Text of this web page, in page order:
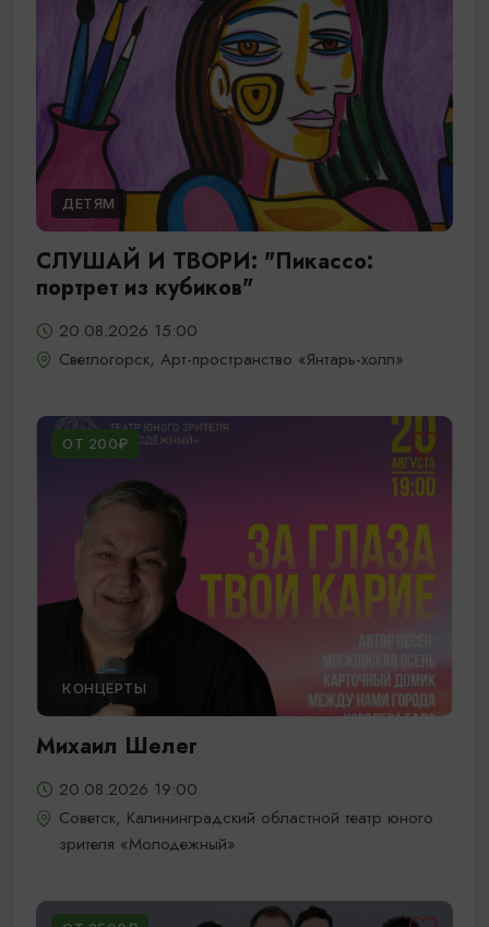
ДЕТЯМ
СЛУШАЙ И ТВОРИ: "Пикассо:
портрет из кубиков"
20.08.2026 15:00
Светлогорск, Арт-пространство «Янтарь-холл»
ОТ 200₽
КОНЦЕРТЫ
Михаил Шелег
20.08.2026 19:00
Советск, Калининградский областной театр юного
зрителя «Молодежный»